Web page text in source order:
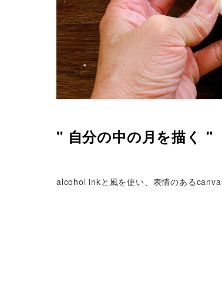
" 自分の中の月を描く "
alcohol inkと風を使い、表情のある